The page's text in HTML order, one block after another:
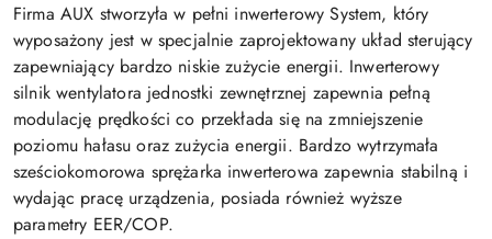
Firma AUX stworzyła w pełni inwerterowy System, który
wyposażony jest w specjalnie zaprojektowany układ sterujący
zapewniający bardzo niskie zużycie energii. Inwerterowy
silnik wentylatora jednostki zewnętrznej zapewnia pełną
modulację prędkości co przekłada się na zmniejszenie
poziomu hałasu oraz zużycia energii. Bardzo wytrzymała
sześciokomorowa sprężarka inwerterowa zapewnia stabilną i
wydając pracę urządzenia, posiada również wyższe
parametry EER/COP.